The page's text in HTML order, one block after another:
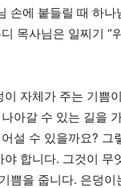
손에 붙들릴 때 하
목사님은 일찌기 “
자체가 주는 기쁨
아갈 수 있는 길을
설 수 있을까요? 그
합니다. 그것이 무
쁨을 줍니다. 은덩